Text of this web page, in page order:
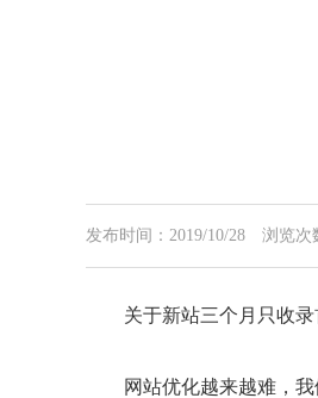
发布时间：2019/10/28 浏览次
关于新站三个月只收录
网站优化越来越难，